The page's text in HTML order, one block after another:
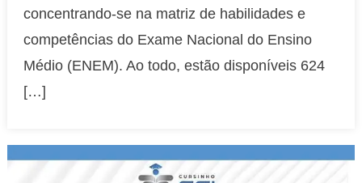
cursinho
gratuito
concentrando-se na matriz de habilidades e
competências do Exame Nacional do Ensino
Médio (ENEM). Ao todo, estão disponíveis 624
[…]